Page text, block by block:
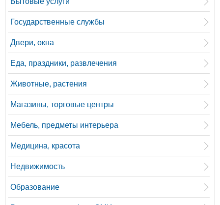
Государственные службы
Двери, окна
Еда, праздники, развлечения
Животные, растения
Магазины, торговые центры
Мебель, предметы интерьера
Медицина, красота
Недвижимость
Образование